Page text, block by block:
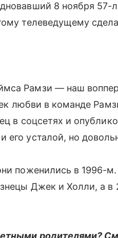
8 ноября 57-
телеведущему
Рамзи — наш
любви в команде
в соцсетях и
его усталой, но
поженились в 1996-м.
Джек и Холли, а
родителями?